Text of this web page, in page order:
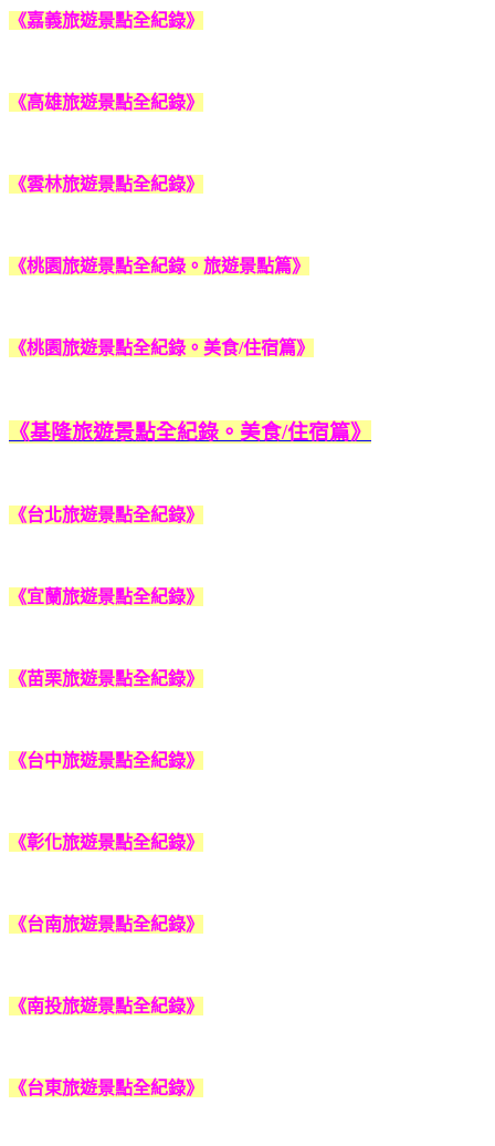
《嘉義旅遊景點全紀錄》
《高雄旅遊景點全紀錄》
《雲林旅遊景點全紀錄》
《桃園旅遊景點全紀錄。旅遊景點篇》
《桃園旅遊景點全紀錄。美食/住宿篇》
《基隆旅遊景點全紀錄。美食/住宿篇》
《台北旅遊景點全紀錄》
《宜蘭旅遊景點全紀錄》
《苗栗旅遊景點全紀錄》
《台中旅遊景點全紀錄》
《彰化旅遊景點全紀錄》
《台南旅遊景點全紀錄》
《南投旅遊景點全紀錄》
《台東旅遊景點全紀錄》